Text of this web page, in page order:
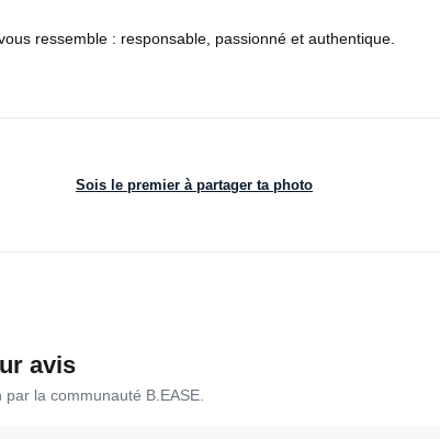
ressemble : responsable, passionné et authentique.
Sois le premier à partager ta photo
avis
la communauté B.EASE.